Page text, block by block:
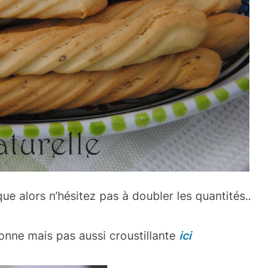
alors n’hésitez pas à doubler les quantités..
mais pas aussi croustillante ici